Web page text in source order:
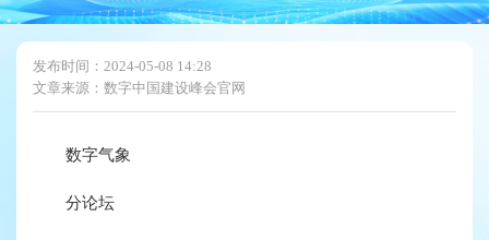
发布时间：2024-05-08 14:28
文章来源：数字中国建设峰会官网
数字气象
分论坛